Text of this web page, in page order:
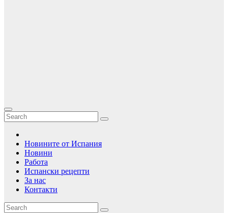
Новините от Испания
Новини
Работа
Испански рецепти
За нас
Контакти